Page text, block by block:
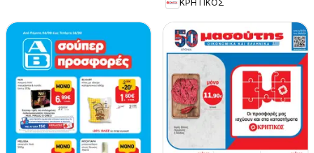
ΚΡΗΤΙΚΟΣ